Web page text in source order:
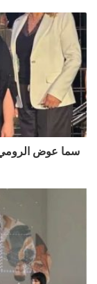
سما عوض